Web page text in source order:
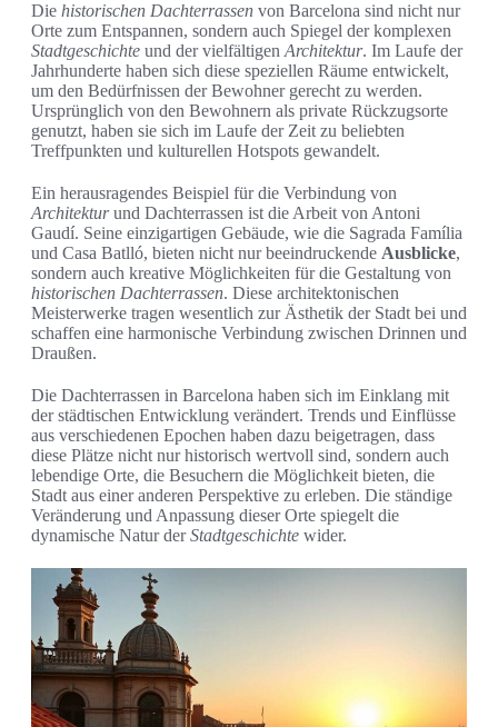
Die historischen Dachterrassen von Barcelona sind nicht nur
Orte zum Entspannen, sondern auch Spiegel der komplexen
Stadtgeschichte und der vielfältigen Architektur. Im Laufe der
Jahrhunderte haben sich diese speziellen Räume entwickelt,
um den Bedürfnissen der Bewohner gerecht zu werden.
Ursprünglich von den Bewohnern als private Rückzugsorte
genutzt, haben sie sich im Laufe der Zeit zu beliebten
Treffpunkten und kulturellen Hotspots gewandelt.
Ein herausragendes Beispiel für die Verbindung von
Architekturund Dachterrassen ist die Arbeit von Antoni
Gaudí. Seine einzigartigen Gebäude, wie die Sagrada Família
und Casa Batlló, bieten nicht nur beeindruckende Ausblicke,
sondern auch kreative Möglichkeiten für die Gestaltung von
historischen Dachterrassen. Diese architektonischen
Meisterwerke tragen wesentlich zur Ästhetik der Stadt bei und
schaffen eine harmonische Verbindung zwischen Drinnen und
Draußen.
Die Dachterrassen in Barcelona haben sich im Einklang mit
der städtischen Entwicklung verändert. Trends und Einflüsse
aus verschiedenen Epochen haben dazu beigetragen, dass
diese Plätze nicht nur historisch wertvoll sind, sondern auch
lebendige Orte, die Besuchern die Möglichkeit bieten, die
Stadt aus einer anderen Perspektive zu erleben. Die ständige
Veränderung und Anpassung dieser Orte spiegelt die
dynamische Natur derStadtgeschichte wider.